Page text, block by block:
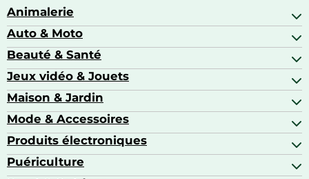
Animalerie
Abris pour animaux sauvages
Aquariophilie
Colliers GPS
Auto & Moto
Accessoires auto
Attelage & portage
Autoradios
Beauté & Santé
Alimentation bébé
Amour & contraception
Appareils de coiffure
Jeux vidéo & Jouets
Accessoires de gaming
Consoles de jeux
Drones
Maison & Jardin
Ameublement
Articles de cuisine & d'entretien ménager
Aspirateurs souffleurs
Mode & Accessoires
Accessoires de mode
Arts textiles
Bagages
Produits électroniques
Accessoires smartphones
Puériculture